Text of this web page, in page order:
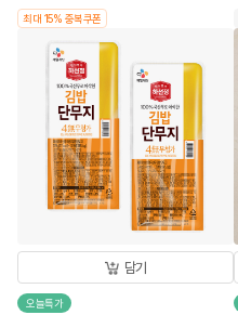
최대 15% 중복쿠폰
담기
오늘특가